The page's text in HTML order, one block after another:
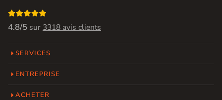

4.8/5 sur 3318 avis clients
SERVICES
ENTREPRISE
ACHETER